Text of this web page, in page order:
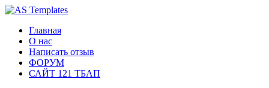
Главная
О нас
Написать отзыв
ФОРУМ
САЙТ 121 ТБАП